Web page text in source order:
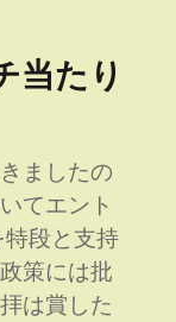
当たり
ましたの
てエント
段と支持
策には批
は賞した